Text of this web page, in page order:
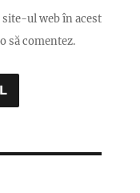
ul web în acest
să comentez.